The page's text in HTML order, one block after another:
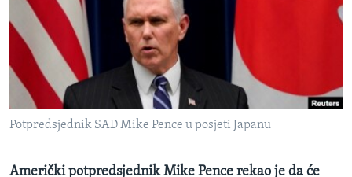
MAGAZIN
O GLASU AMERIKE
Learning English
PRATITE NAS
Potpredsjednik SAD Mike Pence u posjeti Japanu
Američki potpredsjednik Mike Pence rekao je da će